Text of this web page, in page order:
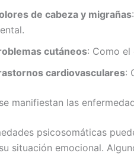
de cabeza y migrañas
cutáneos: Como el
cardiovasculares:
manifiestan las
psicosomáticas
situación emocional.